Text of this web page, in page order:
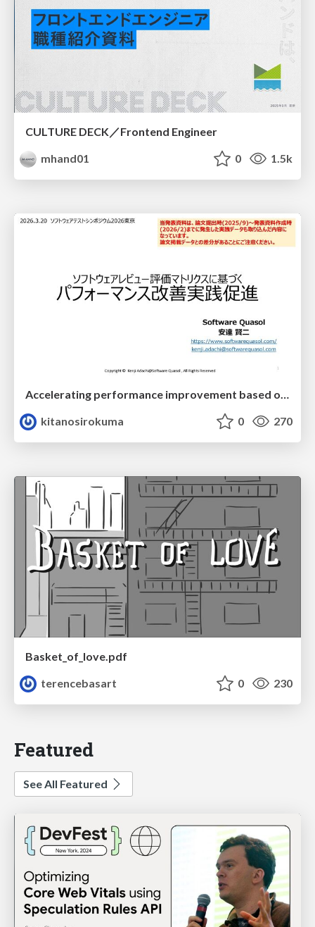
CULTURE DECK／Frontend Engineer
mhand01
0 1.5k
kitanosirokuma
0 270
Basket_of_love.pdf
terencebasart
0 230
Featured
See All Featured